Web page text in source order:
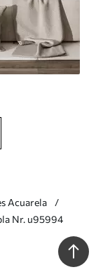
Acuarela
Nr. u95994